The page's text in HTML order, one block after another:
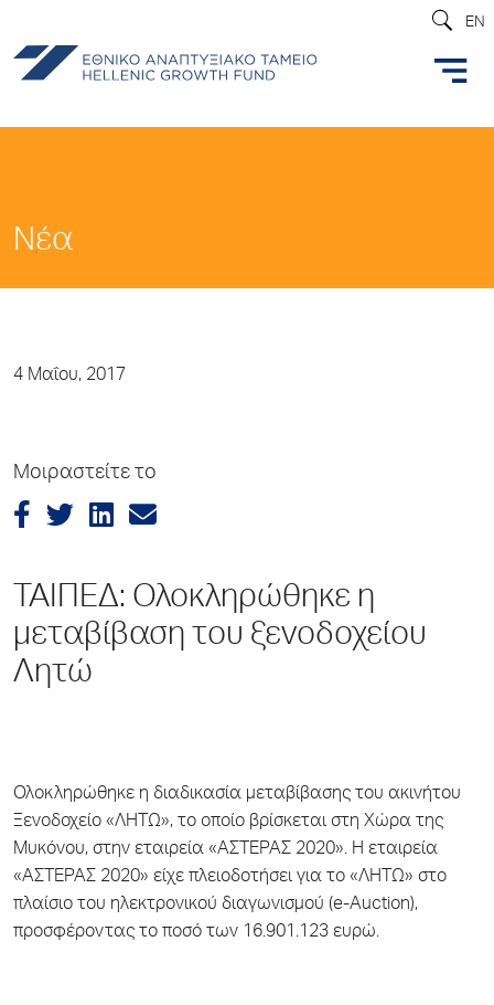
EN
Νέα
4 Μαΐου, 2017
Μοιραστείτε το
ΤΑΙΠΕΔ: Ολοκληρώθηκε η
μεταβίβαση του ξενοδοχείου
Λητώ
Ολοκληρώθηκε η διαδικασία μεταβίβασης του ακινήτου
Ξενοδοχείο «ΛΗΤΩ», το οποίο βρίσκεται στη Xώρα της
Μυκόνου, στην εταιρεία «ΑΣΤΕΡΑΣ 2020». Η εταιρεία
«ΑΣΤΕΡΑΣ 2020» είχε πλειοδοτήσει για το «ΛΗΤΩ» στο
πλαίσιο του ηλεκτρονικού διαγωνισμού (e-Auction),
προσφέροντας το ποσό των 16.901.123 ευρώ.